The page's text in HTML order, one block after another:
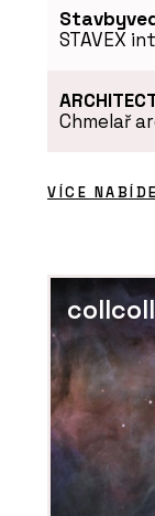
STAVEX
Chmelař
VÍCE
collcoll